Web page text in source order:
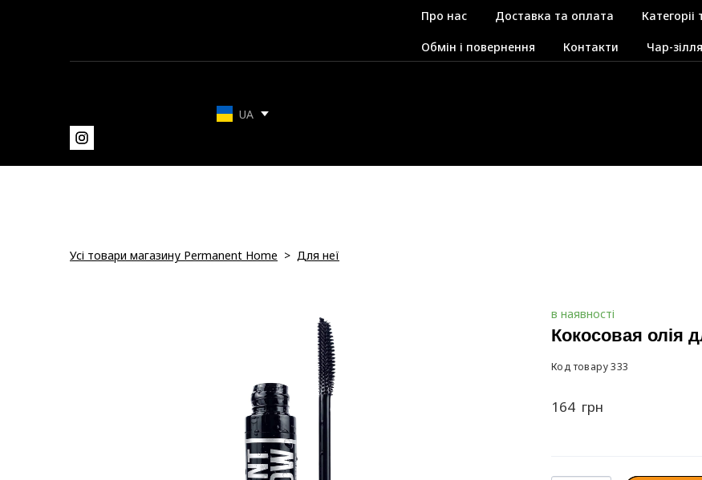
Про нас Доставка та оплата Категоріі
Обмін і повернення Контакти Чар-зілля
UA
Усі товари магазину Permanent Home Для неї
в наявності
Кокосовая олія
Код товару 333
164  грн